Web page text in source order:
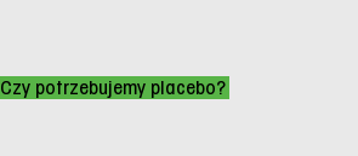
Czy potrzebujemy placebo?